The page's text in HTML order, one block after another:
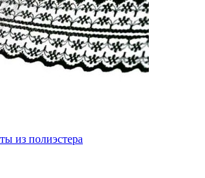
из полиэстера